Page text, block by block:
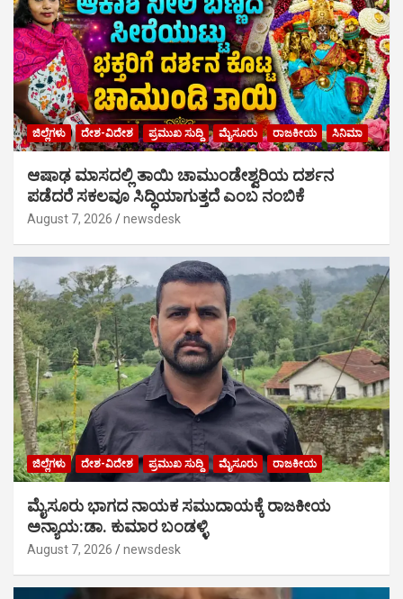
ಜಿಲ್ಲೆಗಳು ದೇಶ-ವಿದೇಶ ಪ್ರಮುಖ ಸುದ್ದಿ ಮೈಸೂರು ರಾಜಕೀಯ ಸಿನಿಮಾ
ಆಷಾಢ ಮಾಸದಲ್ಲಿ ತಾಯಿ ಚಾಮುಂಡೇಶ್ವರಿಯ ದರ್ಶನ
ಪಡೆದರೆ ಸಕಲವೂ ಸಿದ್ಧಿಯಾಗುತ್ತದೆ ಎಂಬ ನಂಬಿಕೆ
August 7, 2026 newsdesk
ಜಿಲ್ಲೆಗಳು ದೇಶ-ವಿದೇಶ ಪ್ರಮುಖ ಸುದ್ದಿ ಮೈಸೂರು ರಾಜಕೀಯ
ಮೈಸೂರು ಭಾಗದ ನಾಯಕ ಸಮುದಾಯಕ್ಕೆ ರಾಜಕೀಯ
ಅನ್ಯಾಯ:ಡಾ. ಕುಮಾರ ಬಂಡಳ್ಳಿ
August 7, 2026 newsdesk